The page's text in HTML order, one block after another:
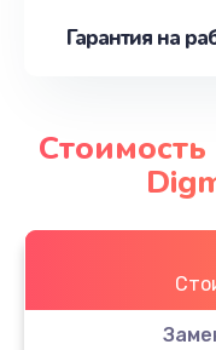
Гарантия на